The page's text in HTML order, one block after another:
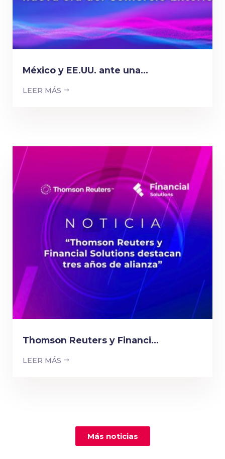
México y EE.UU. ante una...
LEER MÁS
Thomson Reuters y Financi...
LEER MÁS
Más noticias